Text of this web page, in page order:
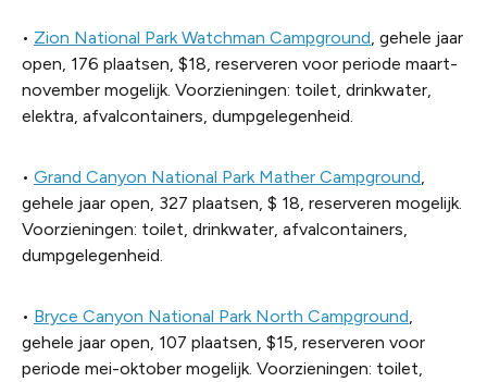
• Zion National Park Watchman Campground, gehele jaar
open, 176 plaatsen, $18, reserveren voor periode maart-
november mogelijk. Voorzieningen: toilet, drinkwater,
elektra, afvalcontainers, dumpgelegenheid.
• Grand Canyon National Park Mather Campground,
gehele jaar open, 327 plaatsen, $ 18, reserveren mogelijk.
Voorzieningen: toilet, drinkwater, afvalcontainers,
dumpgelegenheid.
• Bryce Canyon National Park North Campground,
gehele jaar open, 107 plaatsen, $15, reserveren voor
periode mei-oktober mogelijk. Voorzieningen: toilet,